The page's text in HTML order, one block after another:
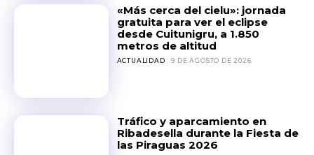
«Más cerca del cielu»: jornada
gratuita para ver el eclipse
desde Cuitunigru, a 1.850
metros de altitud
ACTUALIDAD 9 DE AGOSTO DE 2026
Tráfico y aparcamiento en
Ribadesella durante la Fiesta de
las Piraguas 2026